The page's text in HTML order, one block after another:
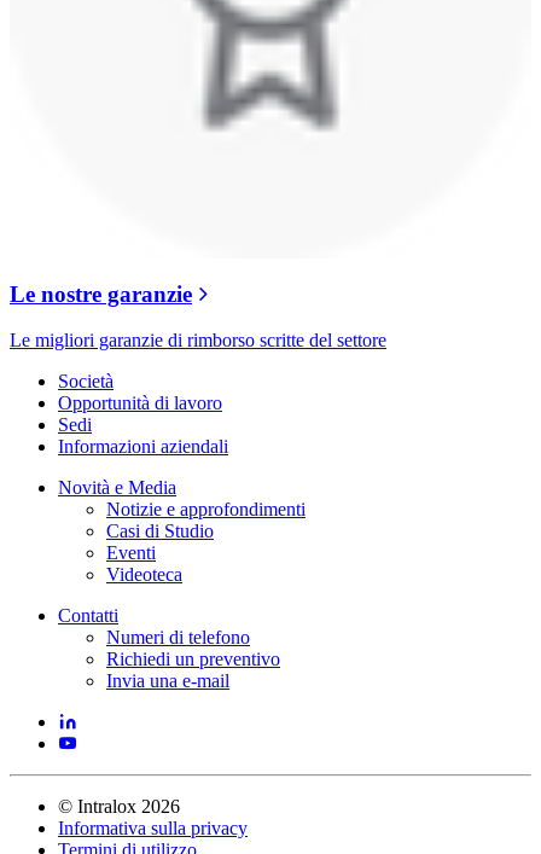
Le nostre garanzie
Le migliori garanzie di rimborso scritte del settore
Società
Opportunità di lavoro
Sedi
Informazioni aziendali
Novità e Media
Notizie e approfondimenti
Casi di Studio
Eventi
Videoteca
Contatti
Numeri di telefono
Richiedi un preventivo
Invia una e-mail
© Intralox 2026
Informativa sulla privacy